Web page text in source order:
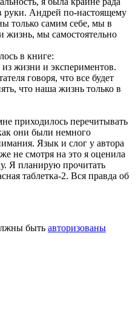
руки. Андрей по-настоящему
только самим себе, мы в
жизнь, мы самостоятельно
в книге:
жизни и экспериментов.
говоря, что все будет
что наша жизнь только в
приходилось перечитывать
они были немного
Язык и слог у автора
не смотря на это я оценила
Я планирую прочитать
таблетка-2. Вся правда об
быть авторизованы